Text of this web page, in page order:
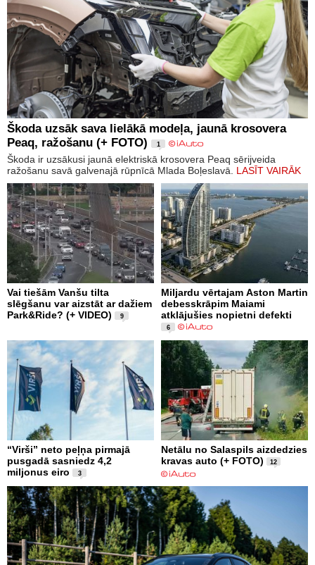
Škoda uzsāk sava lielākā modeļa, jaunā krosovera
Peaq, ražošanu (+ FOTO)
1
Škoda ir uzsākusi jaunā elektriskā krosovera Peaq sērijveida
ražošanu savā galvenajā rūpnīcā Mlada Boļeslavā. LASĪT VAIRĀK
Vai tiešām Vanšu tilta
slēgšanu var aizstāt ar dažiem
Park&Ride? (+ VIDEO)
9
Miljardu vērtajam Aston Martin
debesskrāpim Maiami
atklājušies nopietni defekti
6
“Virši” neto peļņa pirmajā
pusgadā sasniedz 4,2
miljonus eiro
3
Netālu no Salaspils aizdedzies
kravas auto (+ FOTO)
12